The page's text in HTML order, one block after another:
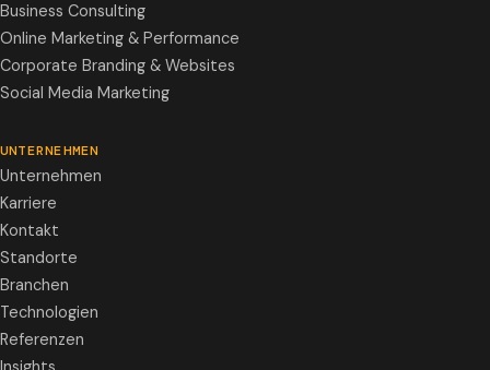
Business Consulting
Online Marketing & Performance
Corporate Branding & Websites
Social Media Marketing
UNTERNEHMEN
Unternehmen
Karriere
Kontakt
Standorte
Branchen
Technologien
Referenzen